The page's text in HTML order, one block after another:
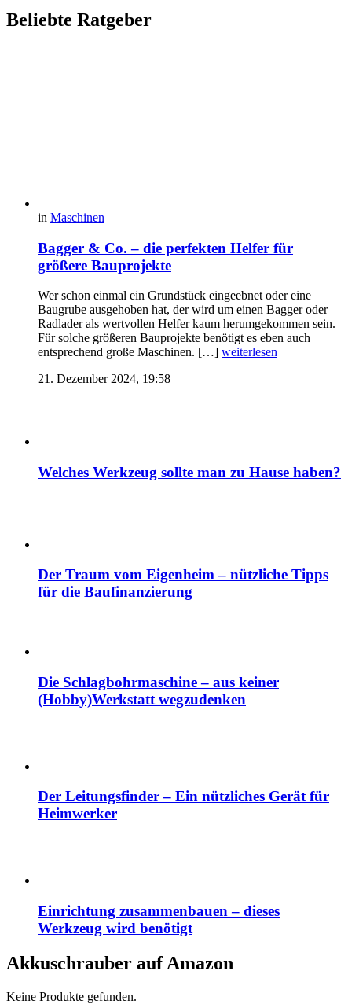
Beliebte Ratgeber
in Maschinen
Bagger & Co. – die perfekten Helfer für
größere Bauprojekte
Wer schon einmal ein Grundstück eingeebnet oder eine
Baugrube ausgehoben hat, der wird um einen Bagger oder
Radlader als wertvollen Helfer kaum herumgekommen sein.
Für solche größeren Bauprojekte benötigt es eben auch
entsprechend große Maschinen. […] weiterlesen
21. Dezember 2024, 19:58
Welches Werkzeug sollte man zu Hause haben?
Der Traum vom Eigenheim – nützliche Tipps
für die Baufinanzierung
Die Schlagbohrmaschine – aus keiner
(Hobby)Werkstatt wegzudenken
Der Leitungsfinder – Ein nützliches Gerät für
Heimwerker
Einrichtung zusammenbauen – dieses
Werkzeug wird benötigt
Akkuschrauber auf Amazon
Keine Produkte gefunden.